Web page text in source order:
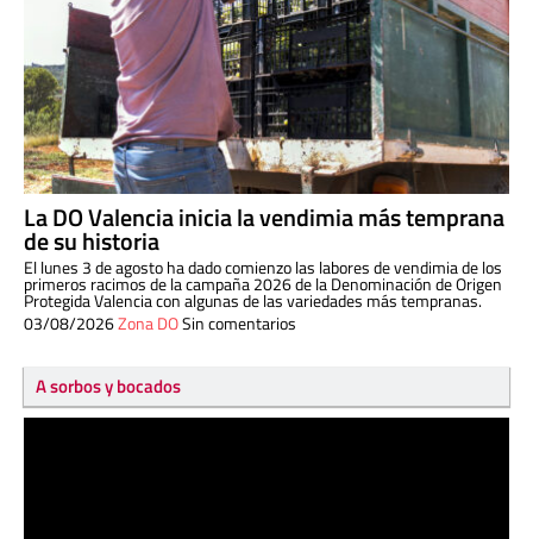
La DO Valencia inicia la vendimia más temprana
de su historia
El lunes 3 de agosto ha dado comienzo las labores de vendimia de los
primeros racimos de la campaña 2026 de la Denominación de Origen
Protegida Valencia con algunas de las variedades más tempranas.
03/08/2026Zona DOSin comentarios
A sorbos y bocados